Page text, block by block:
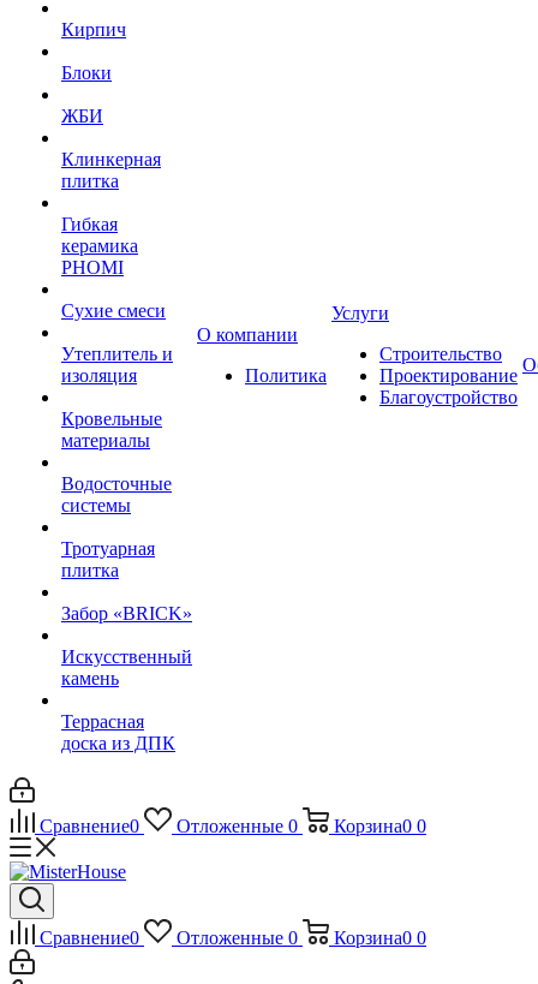
Кирпич
Блоки
ЖБИ
Клинкерная
плитка
Гибкая
керамика
PHOMI
Сухие смеси
Утеплитель и
изоляция
Кровельные
материалы
Водосточные
системы
Тротуарная
плитка
Забор «‎BRICK»‎
Искусственный
камень
Террасная
доска из ДПК
О компании
Политика
Услуги
Строительство
Проектирование
Благоустройство
Сравнение0 Отложенные 0 Корзина0 0
Сравнение0 Отложенные 0 Корзина0 0